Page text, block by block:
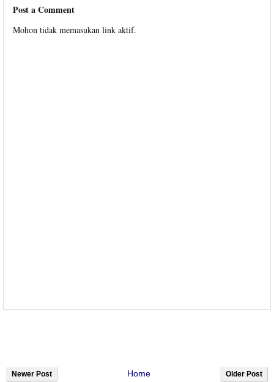
Post a Comment
Mohon tidak memasukan link aktif.
Newer Post Older Post
Home